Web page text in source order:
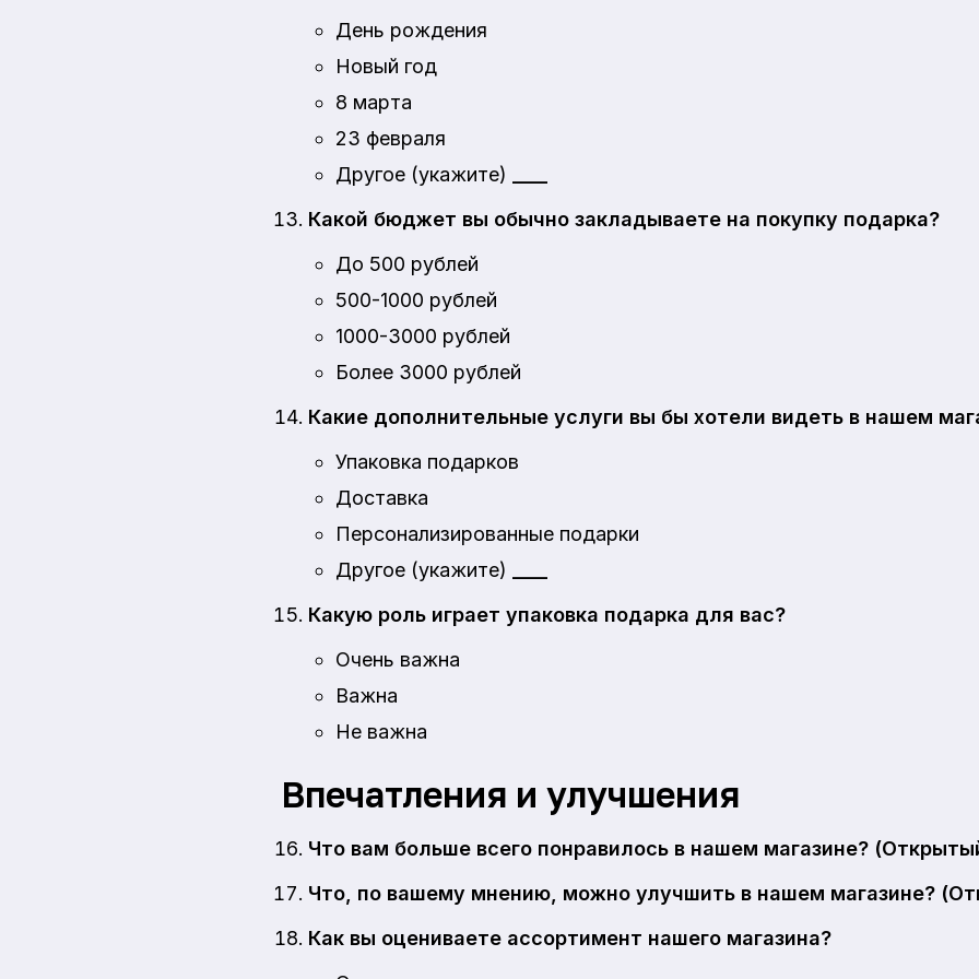
День рождения
Новый год
8 марта
23 февраля
Другое (укажите)
Какой бюджет вы обычно закладываете на покупку подарка?
До 500 рублей
500-1000 рублей
1000-3000 рублей
Более 3000 рублей
Какие дополнительные услуги вы бы хотели видеть в нашем
Упаковка подарков
Доставка
Персонализированные подарки
Другое (укажите)
Какую роль играет упаковка подарка для вас?
Очень важна
Важна
Не важна
Впечатления и улучшения
Что вам больше всего понравилось в нашем магазине?
Что, по вашему мнению, можно улучшить в нашем магазине?
Как вы оцениваете ассортимент нашего магазина?